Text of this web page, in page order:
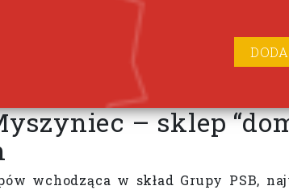
– sklep
wchodząca w skład Grupy PSB,